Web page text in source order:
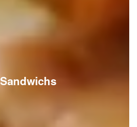
Sandwichs